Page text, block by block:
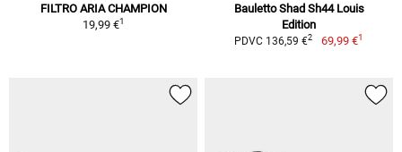
FILTRO ARIA CHAMPION
19,99 €1
Bauletto Shad Sh44 Louis
Edition
PDVC 136,59 €2 69,99 €1